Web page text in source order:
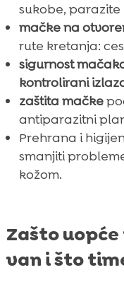
sukobe,
mačke na
rute kretanja:
sigurnost
kontrolirani
zaštita mačke
antiparazitni
Prehrana i
smanjiti
kožom.
Zašto
van i što